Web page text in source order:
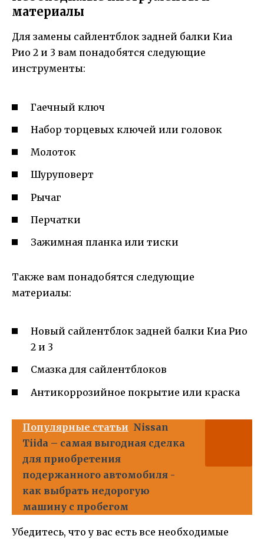
материалы
Для замены сайлентблок задней балки Киа
Рио 2 и 3 вам понадобятся следующие
инструменты:
Гаечный ключ
Набор торцевых ключей или головок
Молоток
Шуруповерт
Рычаг
Перчатки
Зажимная планка или тиски
Также вам понадобятся следующие
материалы:
Новый сайлентблок задней балки Киа Рио
2 и 3
Смазка для сайлентблоков
Антикоррозийное покрытие или краска
Популярные статьи Nissan
Tiida – самая выгодная сделка
для приобретения
подержанного автомобиля -
как выбрать недорогую
машину с пробегом
Убедитесь, что у вас есть все необходимые